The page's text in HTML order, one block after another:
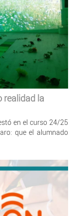
realidad la
en el curso 24/25
que el alumnado